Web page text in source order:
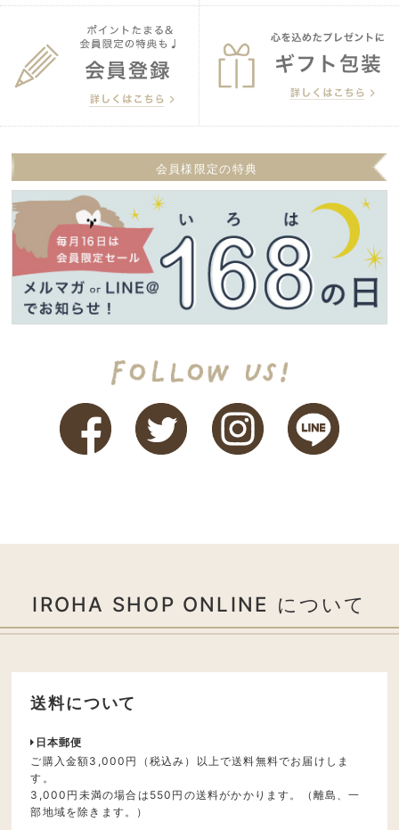
会員様限定の特典
IROHA SHOP ONLINE について
送料について
日本郵便
ご購入金額3,000円（税込み）以上で送料無料でお届けしま
す。
3,000円未満の場合は550円の送料がかかります。（離島、一
部地域を除きます。）